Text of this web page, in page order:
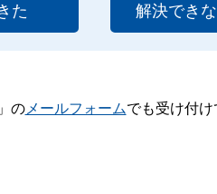
た 解決でき
のメールフォームでも受け付